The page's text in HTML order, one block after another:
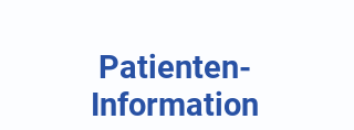
Patienten-
Information